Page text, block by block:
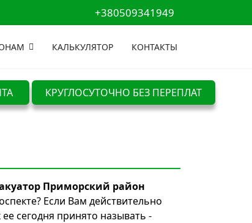
+380509341949
КАЛЬКУЛЯТОР КОНТАКТЫ
КРУГЛОСУТОЧНО БЕЗ ПЕРЕПЛАТ
Приморский район
Если Вам действительно
сегодня принято называть -